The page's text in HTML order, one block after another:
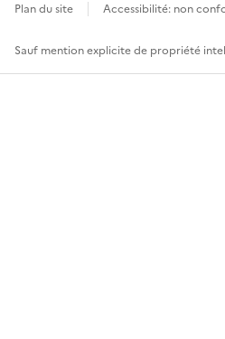
Plan du site Accessibilité: non
Sauf mention explicite de propriété